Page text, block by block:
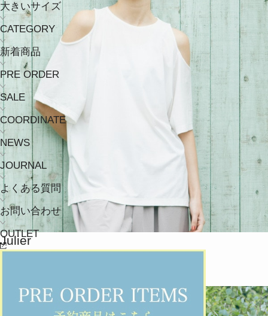
大きいサイズ
CATEGORY
新着商品
PRE ORDER
SALE
COORDINATE
NEWS
JOURNAL
よくある質問
お問い合わせ
OUTLET
Julier